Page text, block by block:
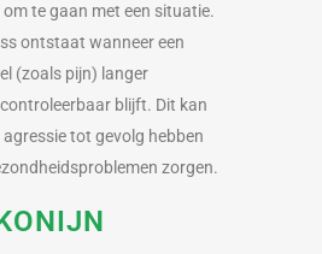
te gaan met een situatie.
ontstaat wanneer een
(zoals pijn) langer
blijft. Dit kan
tot gevolg hebben
zorgen.